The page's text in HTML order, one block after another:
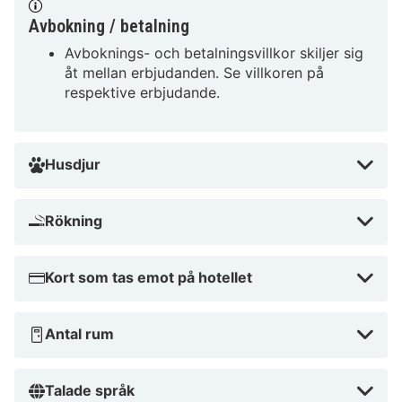
punkt. Varför vänta? Boka din vistelse idag och upplev
allt som Bob W Stockholm Gamla Stan har att erbjuda!
Avbokning / betalning
Avboknings- och betalningsvillkor skiljer sig
åt mellan erbjudanden. Se villkoren på
respektive erbjudande.
Husdjur
Rökning
Kort som tas emot på hotellet
Antal rum
Talade språk